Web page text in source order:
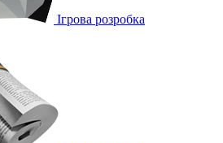
Ігрова розробка